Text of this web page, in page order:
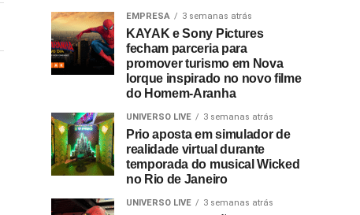
EMPRESA 3 semanas atrás
KAYAK e Sony Pictures
fecham parceria para
promover turismo em Nova
Iorque inspirado no novo filme
do Homem-Aranha
UNIVERSO LIVE 3 semanas atrás
Prio aposta em simulador de
realidade virtual durante
temporada do musical Wicked
no Rio de Janeiro
UNIVERSO LIVE 3 semanas atrás